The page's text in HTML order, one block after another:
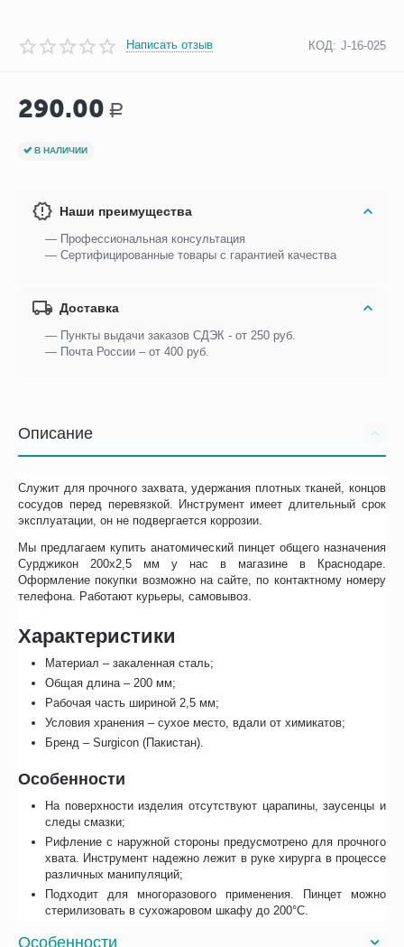
Написать отзыв КОД: J-16-025
290.00 Р
В НАЛИЧИИ
Наши преимущества
— Профессиональная консультация
— Сертифицированные товары с гарантией качества
Доставка
— Пункты выдачи заказов СДЭК - от 250 руб.
— Почта России – от 400 руб.
Описание
Служит для прочного захвата, удержания плотных тканей, концов
сосудов перед перевязкой. Инструмент имеет длительный срок
эксплуатации, он не подвергается коррозии.
Мы предлагаем купить анатомический пинцет общего назначения
Сурджикон 200х2,5 мм у нас в магазине в Краснодаре.
Оформление покупки возможно на сайте, по контактному номеру
телефона. Работают курьеры, самовывоз.
Характеристики
Материал – закаленная сталь;
Общая длина – 200 мм;
Рабочая часть шириной 2,5 мм;
Условия хранения – сухое место, вдали от химикатов;
Бренд – Surgicon (Пакистан).
Особенности
На поверхности изделия отсутствуют царапины, заусенцы и
следы смазки;
Рифление с наружной стороны предусмотрено для прочного
хвата. Инструмент надежно лежит в руке хирурга в процессе
различных манипуляций;
Подходит для многоразового применения. Пинцет можно
стерилизовать в сухожаровом шкафу до 200°C.
Особенности